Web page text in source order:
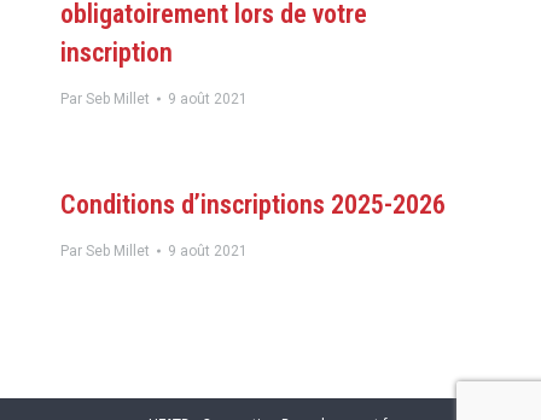
obligatoirement lors de votre
inscription
Par Seb Millet 9 août 2021
Conditions d’inscriptions 2025-2026
Par Seb Millet 9 août 2021